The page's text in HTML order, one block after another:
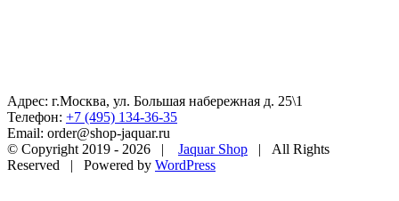
Адрес: г.Москва, ул. Большая набережная д. 25\1
Телефон: +7 (495) 134-36-35
Email: order@shop-jaquar.ru
© Copyright 2019 - 2026 | Jaquar Shop | All Rights
Reserved | Powered by WordPress